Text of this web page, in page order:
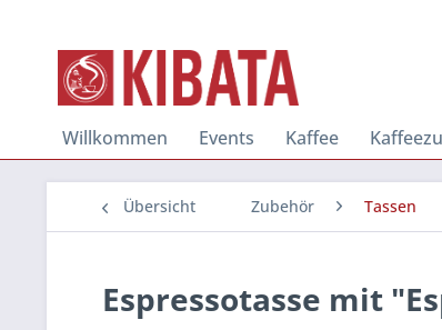
Willkommen Events Kaffee
Übersicht Zubehör Tassen
Espressotasse mit